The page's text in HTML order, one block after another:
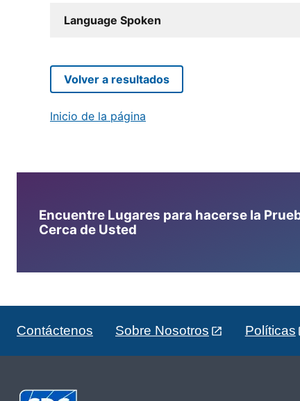
Language Spoken
Volver a resultados
Inicio de la página
Encuentre Lugares para hacerse la
Cerca de Usted
Contáctenos Sobre Nosotros Políticas